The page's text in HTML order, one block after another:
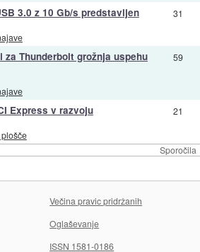
Sporočila
3.0 z 10 Gb/s predstavljen 31
Thunderbolt grožnja uspehu 59
Express v razvoju 21
Večina pravic pridržanih
Oglaševanje
ISSN 1581-0186